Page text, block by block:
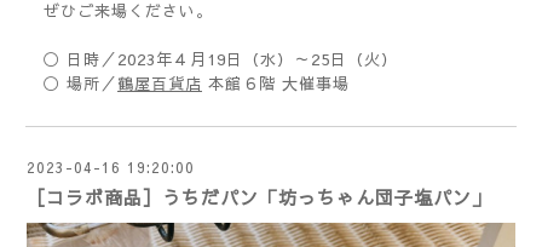
ぜひご来場ください。
◯ 日時／2023年４月19日（水）～25日（火）
◯ 場所／鶴屋百貨店 本館６階 大催事場
2023-04-16 19:20:00
［コラボ商品］うちだパン「坊っちゃん団子塩パン」